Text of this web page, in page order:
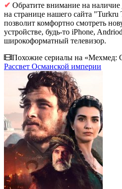
✔ Обратите внимание на
на странице нашего сайта
позволит комфортно смотреть
устройстве, будь-то iPhone,
широкоформатный телевизор.
Похожие сериалы на «Мехмед:
Рассвет Османской империи